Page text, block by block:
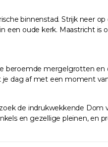
binnenstad. Strijk neer
oude kerk. Maastricht is
beroemde mergelgrotten
dag af met een moment
de indrukwekkende
en gezellige pleinen, en